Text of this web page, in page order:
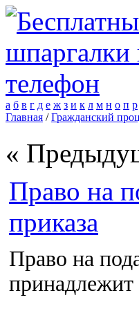
а б в г д е ж з и к л м н о п р
Главная /Гражданский
«
Право на
приказа
Право на
принадлежит